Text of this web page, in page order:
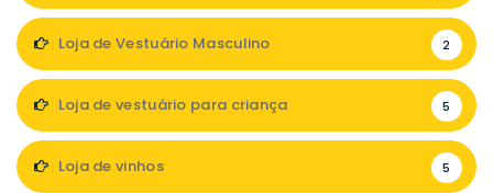
Loja de Vestuário Masculino 2
Loja de vestuário para criança 5
Loja de vinhos 5